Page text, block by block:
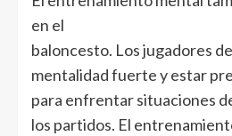
en el
baloncesto. Los jugadores
mentalidad fuerte y estar
para enfrentar situaciones
los partidos. El